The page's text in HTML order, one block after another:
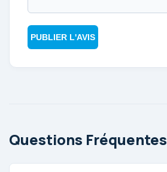
PUBLIER L'AVIS
Questions Fréquentes